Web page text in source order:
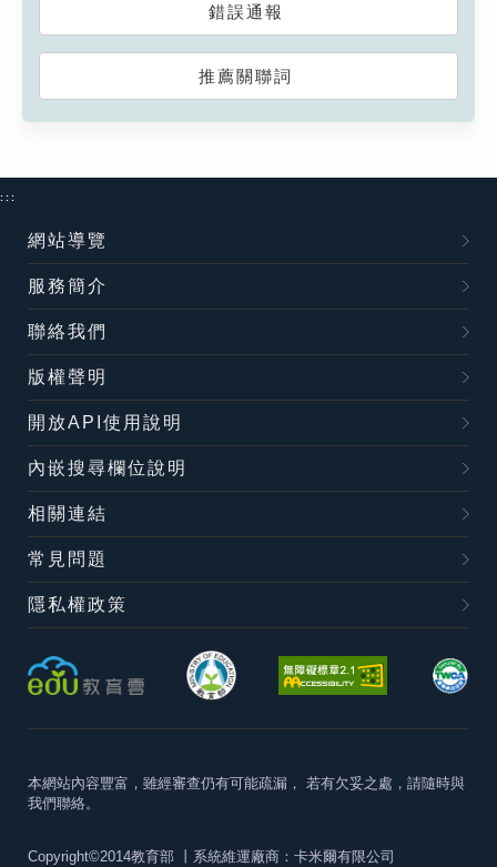
錯誤通報
推薦關聯詞
:::
網站導覽
服務簡介
聯絡我們
版權聲明
開放API使用說明
內嵌搜尋欄位說明
相關連結
常見問題
隱私權政策
本網站內容豐富，雖經審查仍有可能疏漏， 若有欠妥之處，請隨時與
我們聯絡。
Copyright©2014教育部 丨系統維運廠商：卡米爾有限公司